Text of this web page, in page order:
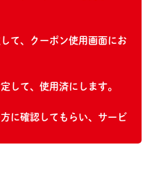
て、クーポン使用画面にお
して、使用済にします。
に確認してもらい、サービ